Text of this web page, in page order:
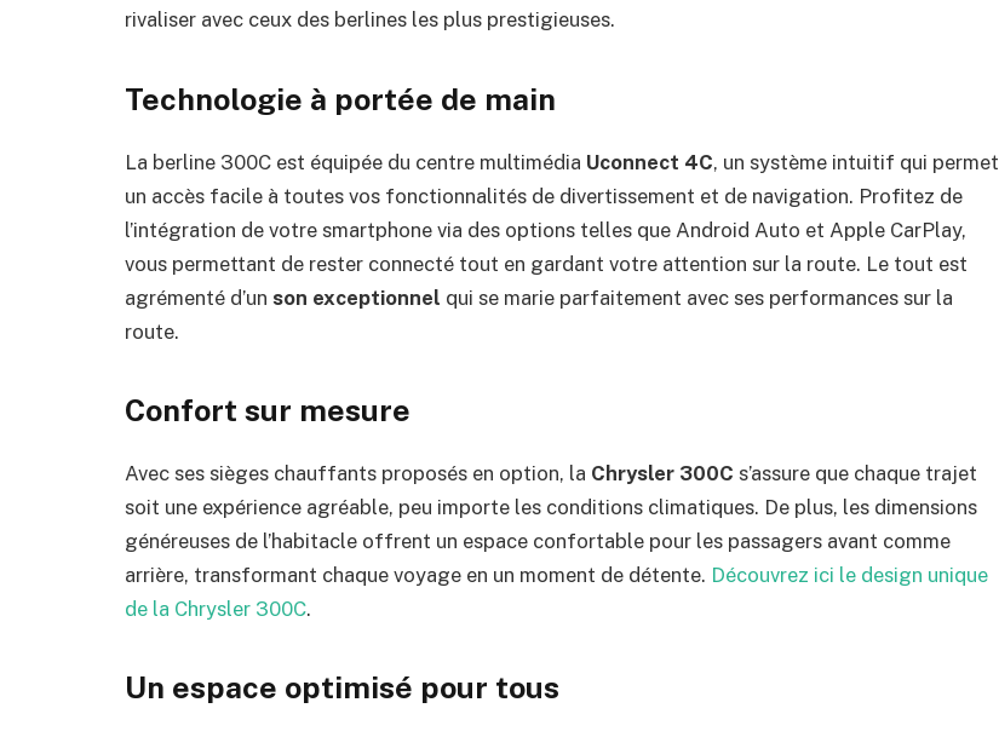
rivaliser avec ceux des berlines les plus prestigieuses.
Technologie à portée de main
La berline 300C est équipée du centre multimédia Uconnect 4C, un système intuitif qui permet
un accès facile à toutes vos fonctionnalités de divertissement et de navigation. Profitez de
l’intégration de votre smartphone via des options telles que Android Auto et Apple CarPlay,
vous permettant de rester connecté tout en gardant votre attention sur la route. Le tout est
agrémenté d’un son exceptionnel qui se marie parfaitement avec ses performances sur la
route.
Confort sur mesure
Avec ses sièges chauffants proposés en option, la Chrysler 300C s’assure que chaque trajet
soit une expérience agréable, peu importe les conditions climatiques. De plus, les dimensions
généreuses de l’habitacle offrent un espace confortable pour les passagers avant comme
arrière, transformant chaque voyage en un moment de détente. Découvrez ici le design unique
de la Chrysler 300C.
Un espace optimisé pour tous